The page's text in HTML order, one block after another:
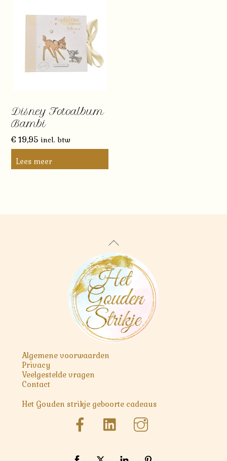
Disney Fotoalbum
Bambi
€ 19,95 incl. btw
Lees meer
Back
To
Top
Algemene voorwaarden
Privacy
Veelgestelde vragen
Contact
Het Gouden strikje geboorte cadeaus